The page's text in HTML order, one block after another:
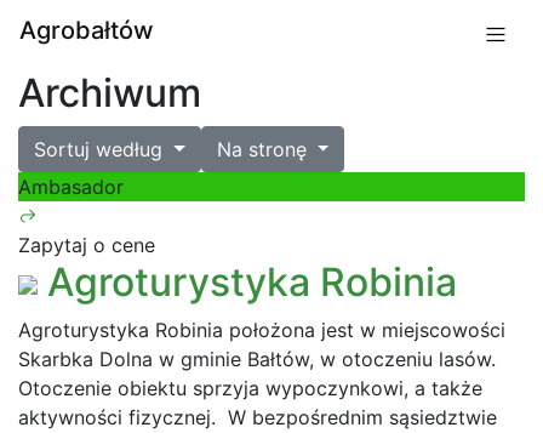
Agrobałtów
Archiwum
Sortuj według
Na stronę
Ambasador
Zapytaj o cene
Agroturystyka Robinia
Agroturystyka Robinia położona jest w miejscowości
Skarbka Dolna w gminie Bałtów, w otoczeniu lasów.
Otoczenie obiektu sprzyja wypoczynkowi, a także
aktywności fizycznej. W bezpośrednim sąsiedztwie